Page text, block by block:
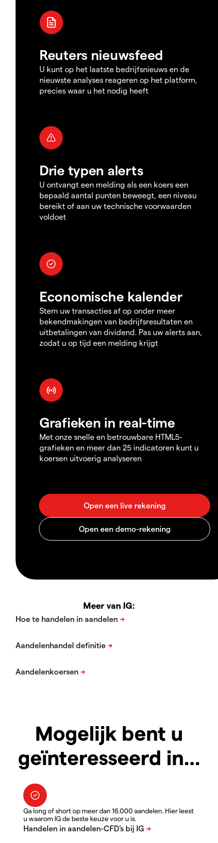
Reuters nieuwsfeed
U kunt op het laatste bedrijfsnieuws en de
nieuwste analyses reageren op het platform,
precies waar u het nodig heeft
Drie typen alerts
U ontvangt een melding als een koers een
bepaald aantal punten beweegt, een niveau
bereikt of aan uw technische voorwaarden
voldoet
Economische kalender
Stem uw transacties af op onder meer
bekendmakingen van bedrijfsresultaten en
uitbetalingen van dividend. Pas uw alerts aan,
zodat u op tijd een melding krijgt
Grafieken in real-time
Met onze snelle en betrouwbare HTML5-
grafieken en meer dan 25 indicatoren kunt u
koersen uitvoerig analyseren
Meer van IG:
Mogelijk bent u
geïnteresseerd in…
Ga long of short op meer dan 16.000 aandelen. Hier leest
u waarom IG de beste keuze voor u is.